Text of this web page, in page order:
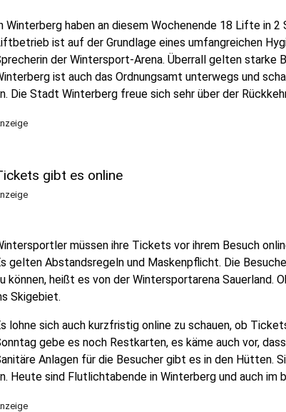
Winterberg haben an diesem Wochenende 18 Lifte in
ist auf der Grundlage eines umfangreichen
der Wintersport-Arena. Überrall gelten starke
ist auch das Ordnungsamt unterwegs und
Die Stadt Winterberg freue sich sehr über der
gibt es online
müssen ihre Tickets vor ihrem Besuch
gelten Abstandsregeln und Maskenpflicht. Die
können, heißt es von der Wintersportarena Sauerland.
Skigebiet.
lohne sich auch kurzfristig online zu schauen, ob
gebe es noch Restkarten, es käme auch vor,
Anlagen für die Besucher gibt es in den Hütten.
Heute sind Flutlichtabende in Winterberg und auch im